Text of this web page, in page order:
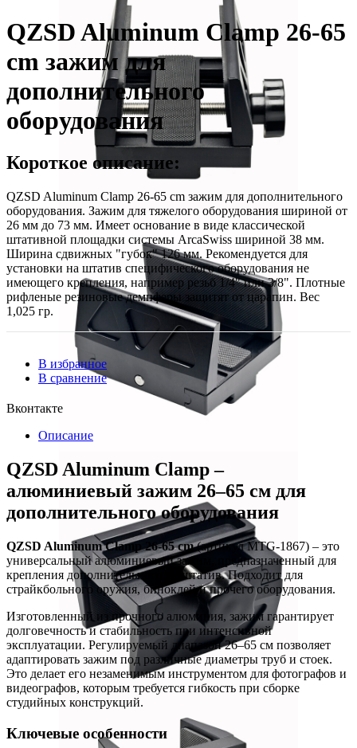
QZSD Aluminum Clamp 26-65
cm зажим для
дополнительного
оборудования
Короткое описание:
QZSD Aluminum Clamp 26-65 cm зажим для дополнительного
оборудования. Зажим для тяжелого оборудования шириной от
26 мм до 73 мм. Имеет основание в виде классической
штативной площадки системы ArcaSwiss шириной 38 мм.
Ширина сдвижных "губок" 126 мм. Рекомендуется для
установки на штатив специфического оборудования не
имеющего крепления, например резьб 1/4" или 3/8". Плотные
рифленые резиновые демпферы защитят от царапин. Вес
1,025 гр.
В избранное
В сравнение
Вконтакте
Описание
QZSD Aluminum Clamp –
алюминиевый зажим 26–65 см для
дополнительного оборудования
QZSD Aluminum Clamp 26-65 cm(артикул MTG-1867) – это
универсальный алюминиевый зажим, предназначенный для
крепления дополнительного на штатив. Подходит для
страйкбольного оружия, биноклей и прочего оборудования.
Изготовленный из прочного алюминия, зажим гарантирует
долговечность и стабильность при интенсивной
эксплуатации. Регулируемый диапазон 26–65 см позволяет
адаптировать зажим под различные диаметры труб и стоек.
Это делает его незаменимым инструментом для фотографов и
видеографов, которым требуется гибкость при сборке
студийных конструкций.
Ключевые особенности